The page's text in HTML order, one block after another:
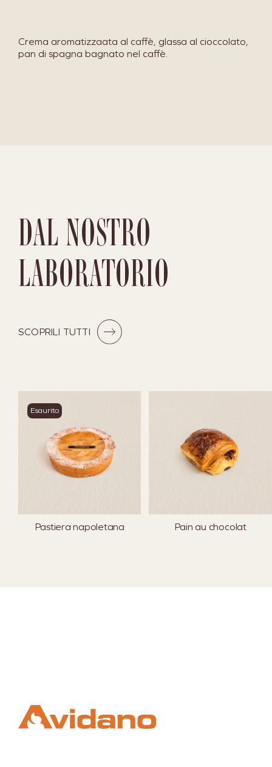
Crema aromatizzaata al caffè, glassa al cioccolato,
pan di spagna bagnato nel caffè.
DAL NOSTRO
LABORATORIO
SCOPRILI TUTTI
Esaurito
Pastiera napoletana Pain au chocolat